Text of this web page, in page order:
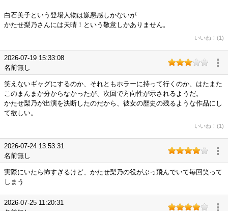
白石美子という登場人物は嫌悪感しかないが
かたせ梨乃さんには天晴！という敬意しかありません。
いいね！(1)
2026-07-19 15:33:08
名前無し
笑えないギャグにするのか、それともホラーに持って行くのか、はたまた
このまんまか分からなかったが、次回で方向性が示されるようだ。
かたせ梨乃が出演を決断したのだから、彼女の歴史の残るような作品にし
て欲しい。
いいね！(1)
2026-07-24 13:53:31
名前無し
実際にいたら怖すぎるけど、かたせ梨乃の役がぶっ飛んでいて毎回笑って
しまう
2026-07-25 11:20:31